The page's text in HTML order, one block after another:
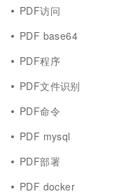
PDF访问
PDF base64
PDF程序
PDF文件识别
PDF命令
PDF mysql
PDF部署
PDF docker